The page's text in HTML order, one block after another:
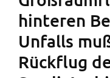
hinteren
Unfalls
Rückflug